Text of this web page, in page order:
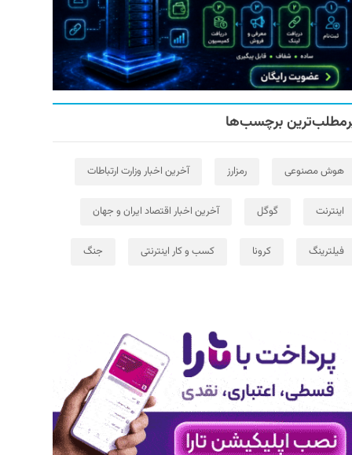
برچسب‌ها
هوش مصنوعی رمزارز آخرین اخبار وزارت ارتباطات
اینترنت گوگل آخرین اخبار اقتصاد ایران و جهان
فیلترینگ کرونا کسب و کار اینترنتی جنگ